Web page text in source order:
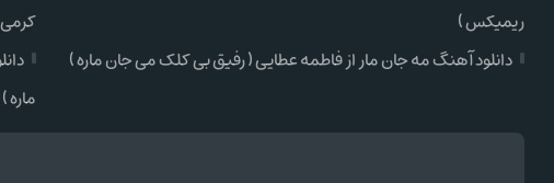
ریمیکس )
دانلود آهنگ مه جان مار از فاطمه عطایی ( رفیق بی کلک می جان ماره )
ماره )